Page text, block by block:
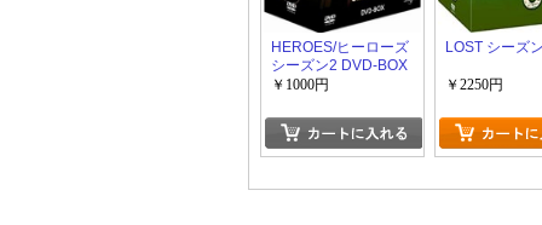
HEROES/ヒーローズ
シーズン2 DVD-BOX
￥1000円
LOST シーズ
￥2250円